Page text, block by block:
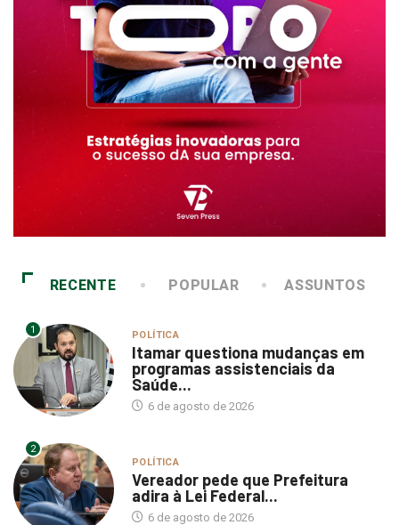
RECENTE POPULAR ASSUNTOS
1 POLÍTICA
Itamar questiona mudanças em
programas assistenciais da
Saúde...
6 de agosto de 2026
2
POLÍTICA
Vereador pede que Prefeitura
adira à Lei Federal...
6 de agosto de 2026